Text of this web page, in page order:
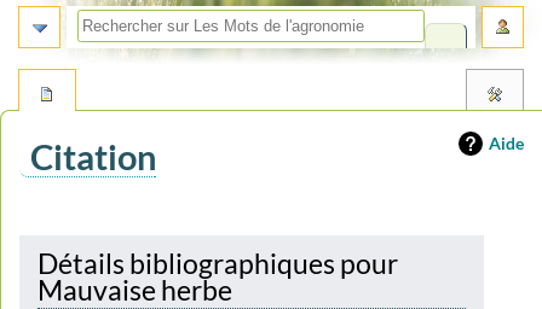
Aide
Citation
navigation
recherche
Détails bibliographiques pour
Mauvaise herbe